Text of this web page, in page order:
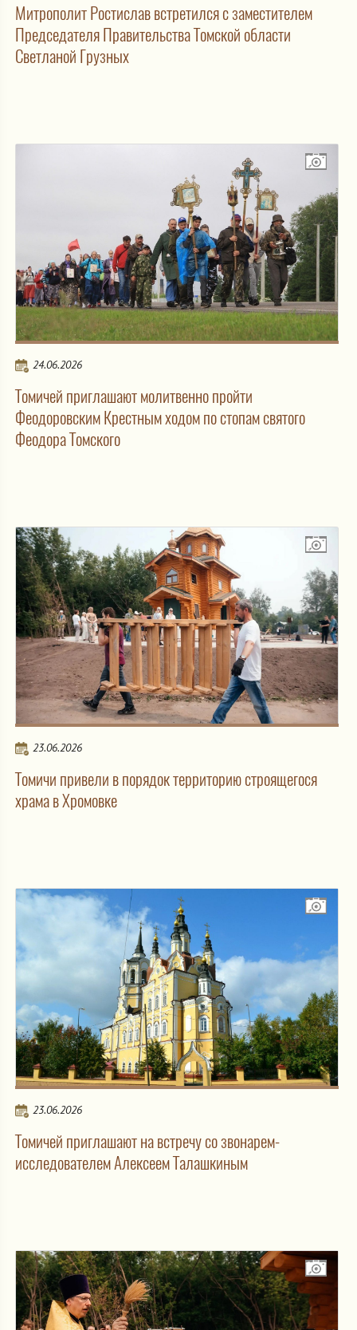
Митрополит Ростислав встретился с заместителем
Председателя Правительства Томской области
Светланой Грузных
24.06.2026
Томичей приглашают молитвенно пройти
Феодоровским Крестным ходом по стопам святого
Феодора Томского
23.06.2026
Томичи привели в порядок территорию строящегося
храма в Хромовке
23.06.2026
Томичей приглашают на встречу со звонарем-
исследователем Алексеем Талашкиным